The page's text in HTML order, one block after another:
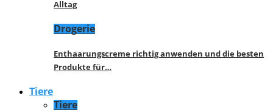
Alltag
Drogerie
Enthaarungscreme richtig anwenden und die besten
Produkte für…
Tiere
Tiere